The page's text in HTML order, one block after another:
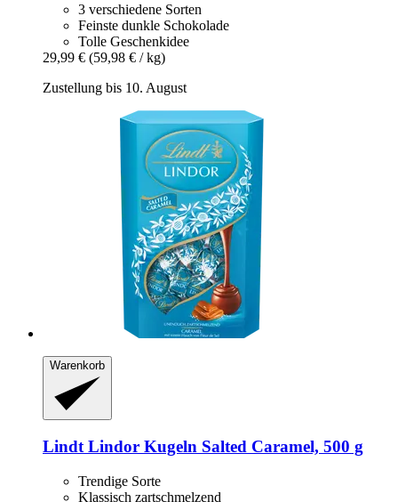
3 verschiedene Sorten
Feinste dunkle Schokolade
Tolle Geschenkidee
29,99 € (59,98 € / kg)
Zustellung bis 10. August
Warenkorb
Lindt Lindor Kugeln Salted Caramel, 500 g
Trendige Sorte
Klassisch zartschmelzend